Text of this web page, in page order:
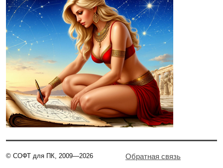
© СОФТ для ПК, 2009—2026 Обратная связь